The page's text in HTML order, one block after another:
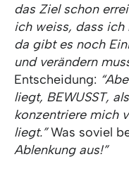
das Ziel schon
ich weiss, dass
da gibt es noch
und verändern
Entscheidung:
liegt, BEWUSST,
konzentriere mich
liegt.”Was soviel
Ablenkung aus!”